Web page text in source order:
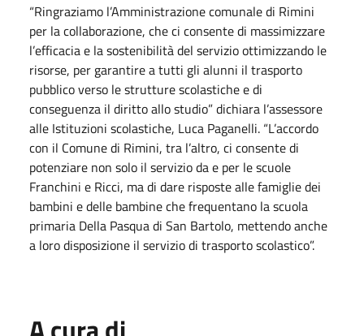
“Ringraziamo l’Amministrazione comunale di Rimini
per la collaborazione, che ci consente di massimizzare
l’efficacia e la sostenibilità del servizio ottimizzando le
risorse, per garantire a tutti gli alunni il trasporto
pubblico verso le strutture scolastiche e di
conseguenza il diritto allo studio” dichiara l’assessore
alle Istituzioni scolastiche, Luca Paganelli. “L’accordo
con il Comune di Rimini, tra l’altro, ci consente di
potenziare non solo il servizio da e per le scuole
Franchini e Ricci, ma di dare risposte alle famiglie dei
bambini e delle bambine che frequentano la scuola
primaria Della Pasqua di San Bartolo, mettendo anche
a loro disposizione il servizio di trasporto scolastico”.